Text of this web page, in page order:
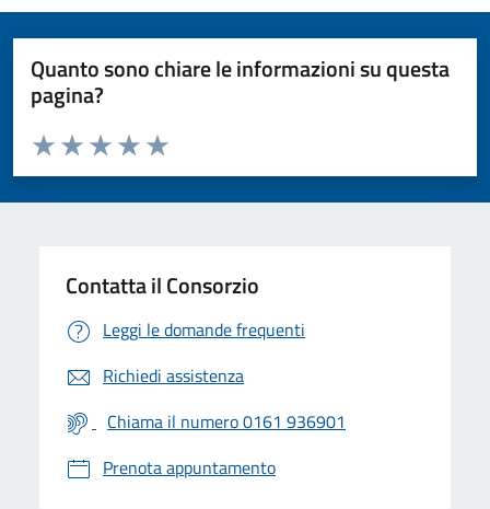
Quanto sono chiare le informazioni su questa
pagina?
Valuta da 1 a 5 stelle la pagina
Valuta 5 stelle su 5
Valuta 4 stelle su 5
Valuta 3 stelle su 5
Valuta 2 stelle su 5
Valuta 1 stelle su 5
Contatta il Consorzio
Leggi le domande frequenti
Richiedi assistenza
Chiama il numero 0161 936901
Prenota appuntamento